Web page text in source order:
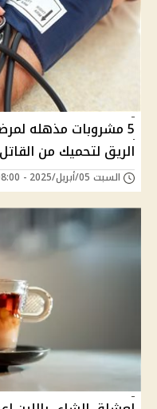
5 مشروبات مذهله
الريق لتحميك من
السبت 05/أبريل/2025 - 08:00 ص